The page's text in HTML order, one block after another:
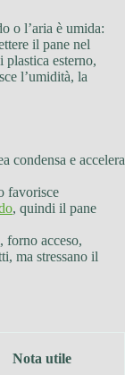
o l’aria è umida:
il pane nel
plastica esterno,
l’umidità, la
condensa e accelera
favorisce
, quindi il pane
forno acceso,
ma stressano il
Nota utile